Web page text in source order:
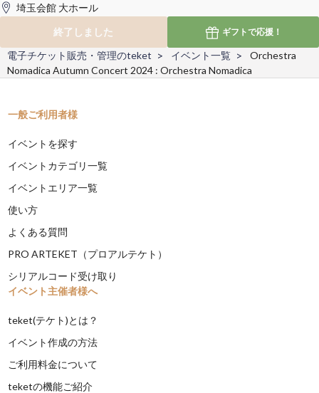
埼玉会館 大ホール
終了しました
ギフトで応援！
電子チケット販売・管理のteket イベント一覧
Orchestra
Nomadica Autumn Concert 2024 : Orchestra Nomadica
一般ご利用者様
イベントを探す
イベントカテゴリ一覧
イベントエリア一覧
使い方
よくある質問
PRO ARTEKET（プロアルテケト）
シリアルコード受け取り
イベント主催者様へ
teket(テケト)とは？
イベント作成の方法
ご利用料金について
teketの機能ご紹介